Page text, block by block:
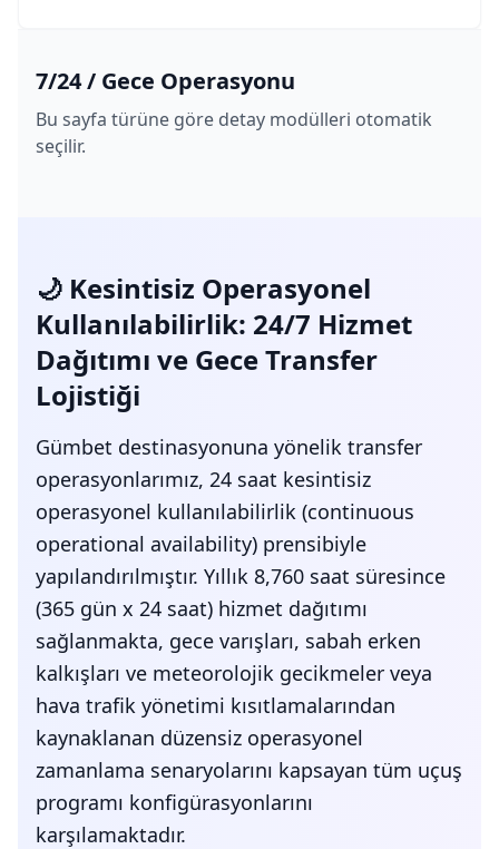
7/24 / Gece Operasyonu
Bu sayfa türüne göre detay modülleri otomatik
seçilir.
🌙 Kesintisiz Operasyonel
Kullanılabilirlik: 24/7 Hizmet
Dağıtımı ve Gece Transfer
Lojistiği
Gümbet destinasyonuna yönelik transfer
operasyonlarımız, 24 saat kesintisiz
operasyonel kullanılabilirlik (continuous
operational availability) prensibiyle
yapılandırılmıştır. Yıllık 8,760 saat süresince
(365 gün x 24 saat) hizmet dağıtımı
sağlanmakta, gece varışları, sabah erken
kalkışları ve meteorolojik gecikmeler veya
hava trafik yönetimi kısıtlamalarından
kaynaklanan düzensiz operasyonel
zamanlama senaryolarını kapsayan tüm uçuş
programı konfigürasyonlarını
karşılamaktadır.